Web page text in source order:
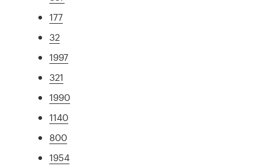
177
32
1997
321
1990
1140
800
1954